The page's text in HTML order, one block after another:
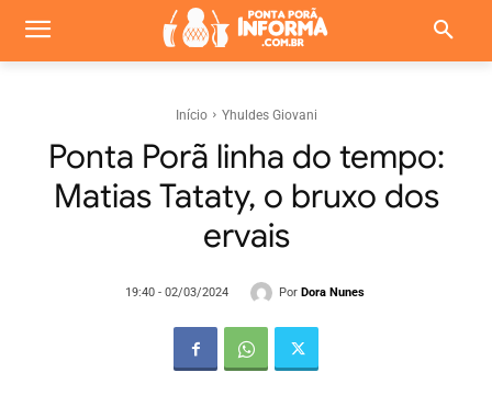
Início Yhuldes Giovani
Ponta Porã linha do tempo:
Matias Tataty, o bruxo dos
ervais
19:40 - 02/03/2024 Por Dora Nunes